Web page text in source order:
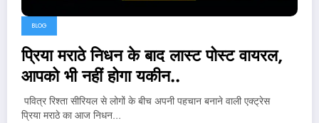
BLOG
प्रिया मराठे निधन के बाद लास्ट पोस्ट वायरल,
आपको भी नहीं होगा यकीन..
पवित्र रिश्ता सीरियल से लोगों के बीच अपनी पहचान बनाने वाली एक्ट्रेस
प्रिया मराठे का आज निधन…